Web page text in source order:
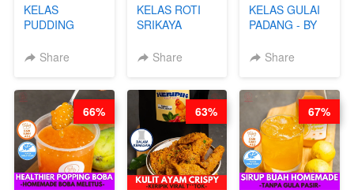
KELAS
PUDDING
HOL**ND -
LEGENDARIS -
BY CHEF DITA
Share
KELAS ROTI
SRIKAYA
BY CHEF DITA
Share
KELAS GULAI
PADANG - BY
NADIA
Share
66% 63% 67%